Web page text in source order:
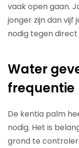
vaak open gaan.
jonger zijn dan
nodig tegen
Water
frequentie
De kentia palm
nodig. Het is
grond te